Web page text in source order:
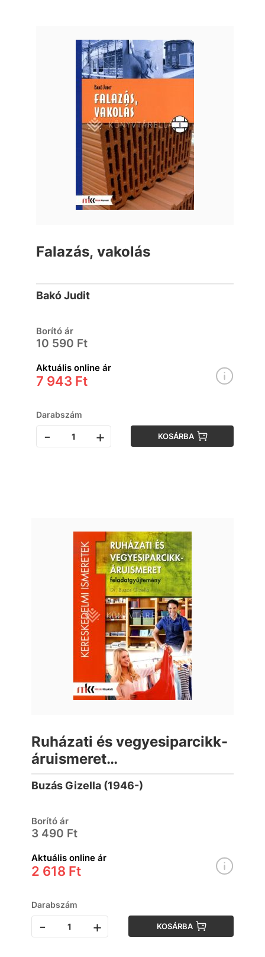
Falazás, vakolás
Bakó Judit
Borító ár
10 590 Ft
Aktuális online ár
7 943 Ft
Darabszám
- + KOSÁRBA
Ruházati és vegyesiparcikk-
áruismeret
feladatgyűjtemény
Buzás Gizella (1946-)
Borító ár
3 490 Ft
Aktuális online ár
2 618 Ft
Darabszám
- + KOSÁRBA